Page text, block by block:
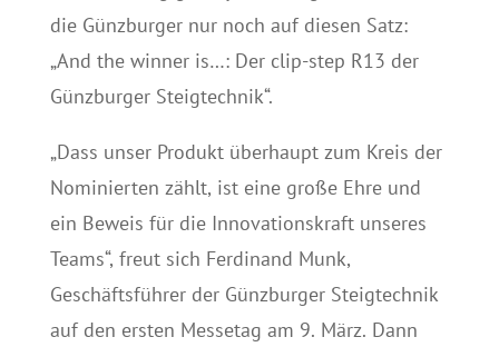
die Günzburger nur noch auf diesen Satz:
„And the winner is…: Der clip-step R13 der
Günzburger Steigtechnik“.
„Dass unser Produkt überhaupt zum Kreis der
Nominierten zählt, ist eine große Ehre und
ein Beweis für die Innovationskraft unseres
Teams“, freut sich Ferdinand Munk,
Geschäftsführer der Günzburger Steigtechnik
auf den ersten Messetag am 9. März. Dann